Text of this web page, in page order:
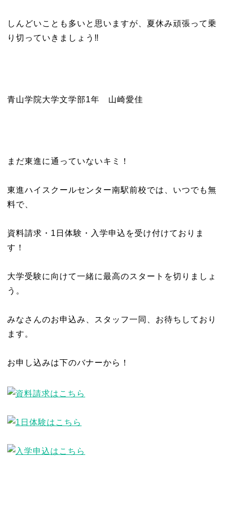
しんどいことも多いと思いますが、夏休み頑張って乗
り切っていきましょう‼️
青山学院大学文学部1年 山崎愛佳
まだ東進に通っていないキミ！
東進ハイスクールセンター南駅前校では、いつでも無
料で、
資料請求・1日体験・入学申込を受け付けておりま
す！
大学受験に向けて一緒に最高のスタートを切りましょ
う。
みなさんのお申込み、スタッフ一同、お待ちしており
ます。
お申し込みは下のバナーから！